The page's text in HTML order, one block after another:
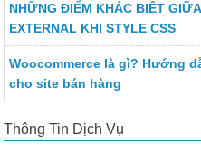
NHỮNG ĐIỂM KHÁC BIỆT
EXTERNAL KHI STYLE CSS
Woocommerce là gì? Hướng
cho site bán hàng
Thông Tin Dịch Vụ